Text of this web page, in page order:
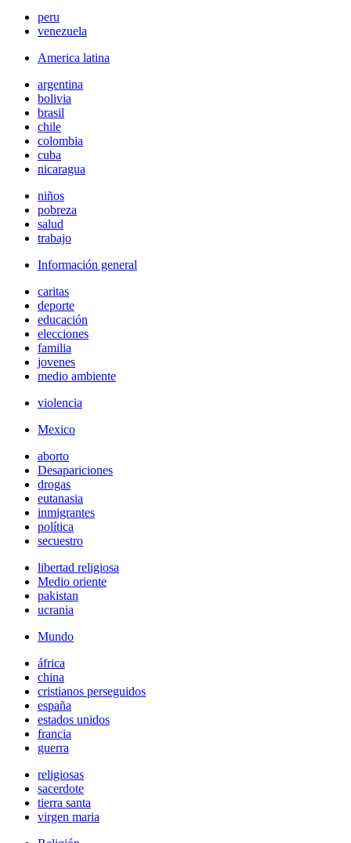
peru
venezuela
America latina
argentina
bolivia
brasil
chile
colombia
cuba
nicaragua
niños
pobreza
salud
trabajo
Información general
caritas
deporte
educación
elecciones
familia
jovenes
medio ambiente
violencia
Mexico
aborto
Desapariciones
drogas
eutanasia
inmigrantes
política
secuestro
libertad religiosa
Medio oriente
pakistan
ucrania
Mundo
áfrica
china
cristianos perseguidos
españa
estados unidos
francia
guerra
religiosas
sacerdote
tierra santa
virgen maria